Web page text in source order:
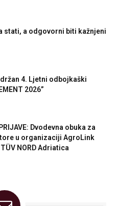
stati, a odgovorni biti kažnjeni
4. Ljetni odbojkaški
2026”
Dvodevna obuka za
u organizaciji AgroLink
NORD Adriatica